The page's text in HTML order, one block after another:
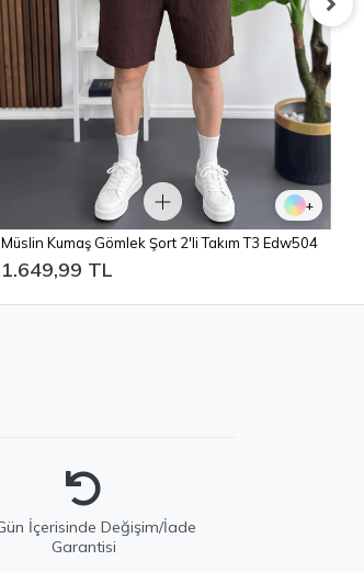
+
Müslin Kumaş Gömlek Şort 2'li Takım T3 Edw504
1.649,99 TL
İçerisinde Değişim/İade
Garantisi